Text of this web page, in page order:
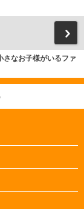
さなお子様がいるファ